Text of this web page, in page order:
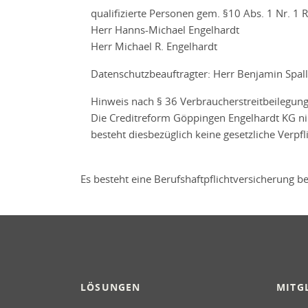
qualifizierte Personen gem. §10 Abs. 1 Nr. 1
Herr Hanns-Michael Engelhardt
Herr Michael R. Engelhardt
Datenschutzbeauftragter: Herr Benjamin
Hinweis nach § 36
Die Creditreform Göppingen Engelhardt KG
besteht diesbezüglich keine gesetzliche
Es besteht eine Berufshaftpflichtversicherung
LÖSUNGEN